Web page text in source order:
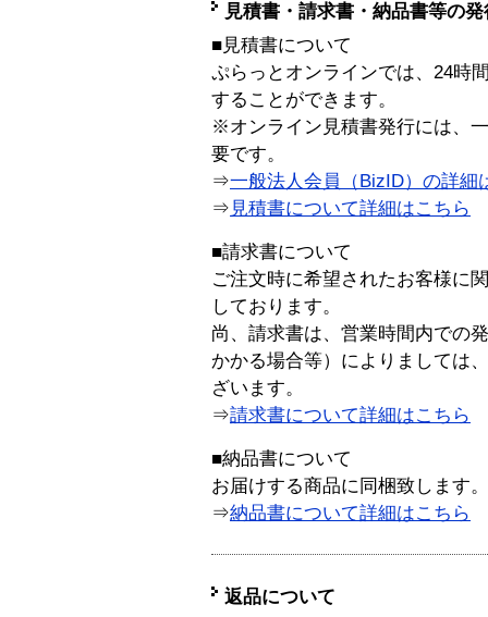
見積書・請求書・納品書等の
■見積書について
ぷらっとオンラインでは、24時
することができます。
※オンライン見積書発行には、
要です。
⇒一般法人会員（BizID）の詳細
⇒ 見積書について詳細はこちら
■請求書について
ご注文時に希望されたお客様に
しております。
尚、請求書は、営業時間内での
かかる場合等）によりましては
ざいます。
⇒請求書について詳細はこちら
■納品書について
お届けする商品に同梱致します。
⇒納品書について詳細はこちら
返品について